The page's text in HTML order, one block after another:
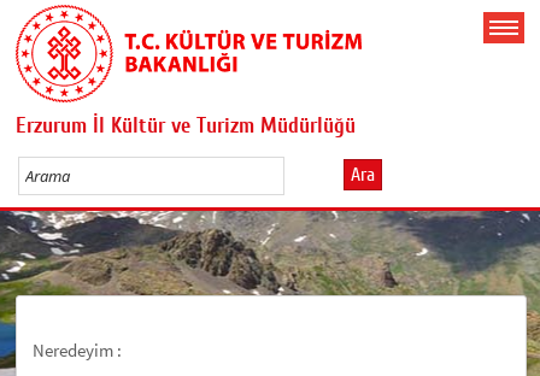
Erzurum İl Kültür ve Turizm Müdürlüğü
Ara
Neredeyim :